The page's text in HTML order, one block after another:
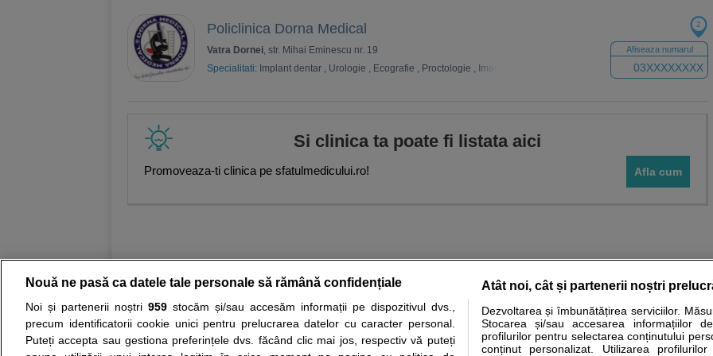
Policlinica Dorna Medical
Vatra Dornei, str. Mihai Eminescu nr. 19
Specialitati: Implant dentar , Urologie , Ecografie , Proctologie , Imagistica Gastroenterologie,
Afiseaza numarul
03XXXXXXXX
2
Si clinica ta poate fi listata aici
Promoveaza-ti clinica pe sfatulmedicului.ro! Afla cum
Resurse: Autoevaluare simptome Interpretare analize Specialitati medicale Boli si afectiuni Calculatoare
Opiniile avizate ale medicilor, sfaturile si orice alte informatii despre sanatate disponibile pe sfatulmedicului.ro au scop informativ si
Nouă ne pasă ca datele tale personale să rămână confidențiale
Noi și partenerii noștri 959stocăm și/sau accesăm informații pe dispozitivul dvs.,
precum identificatorii cookie unici pentru prelucrarea datelor cu caracter personal.
Puteți accepta sau gestiona preferințele dvs. făcând clic mai jos, respectiv vă puteți
Atât noi, cât și partenerii noștri
Dezvoltarea și îmbunătățirea serviciilor.
Stocarea și/sau accesarea informațiilor
profilurilor pentru selectarea conținutului
conținut personalizat. Utilizarea